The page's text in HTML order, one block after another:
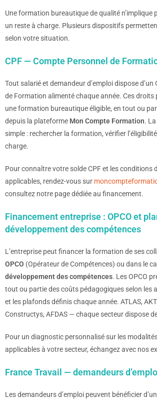
Une formation bureautique de qualité n’implique
un reste à charge. Plusieurs dispositifs
selon votre situation.
CPF — Compte Personnel de
Tout salarié et demandeur d’emploi dispose
de Formation alimenté chaque année. Ces droits
une formation bureautique éligible, en tout ou
depuis la plateforme Mon Compte Formation.
simple : rechercher la formation, vérifier
charge.
Pour connaître votre solde CPF et les conditions
applicables, rendez-vous sur
consultez notre page dédiée au financement.
Financement entreprise : OPCO et
développement des compétences
L’entreprise peut financer la formation de ses
OPCO (Opérateur de Compétences) ou dans le
développement des compétences. Les OPCO
tout ou partie des coûts pédagogiques selon les
et les plafonds définis chaque année. ATLAS,
Constructys, AFDAS — chaque secteur dispose
Pour un diagnostic personnalisé sur les
applicables à votre secteur, échangez avec nos
France Travail — demandeurs
Les demandeurs d’emploi peuvent bénéficier